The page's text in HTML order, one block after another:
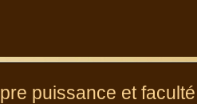
puissance et